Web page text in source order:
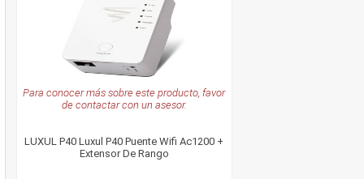
Para conocer más sobre este producto, favor
de contactar con un asesor.
LUXUL P40 Luxul P40 Puente Wifi Ac1200 +
Extensor De Rango